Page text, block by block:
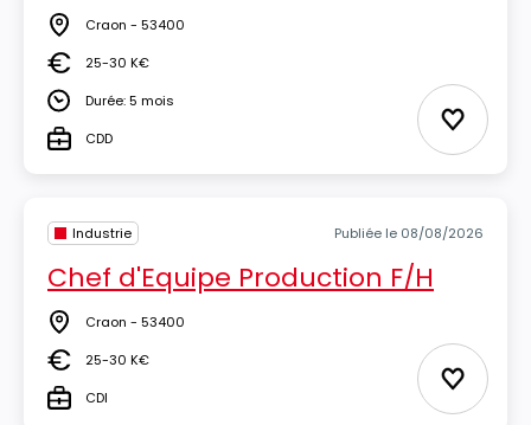
Lieu Craon - 53400
Salaire25-30 K€
DuréeDurée: 5 mois
TypeCDD Ajouter
Industrie Publiée le 08/08/2026
Chef d'Equipe Production F/H
Lieu Craon - 53400
Salaire25-30 K€
TypeCDI Ajouter